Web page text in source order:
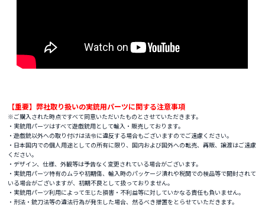
【重要】弊社取り扱いの実銃用パーツに関する注意事項
※ご購入された時点ですべて同意いただいたものとさせていただきます。
・実銃用パーツはすべて遊戯銃用として輸入・販売しております。
・遊戯銃以外への取り付けは法令に違反する場合もございますのでご遠慮ください。
・日本国内での個人用途としての所有に限り、国内および国外への転売、再販、譲渡はご遠慮
ください。
・デザイン、仕様、外観等は予告なく変更されている場合がございます。
・実銃用パーツ特有のムラや初期傷、輸入時のパッケージ潰れや税関での検品等で開封されて
いる場合がございますが、初期不良として扱っておりません。
・実銃用パーツ利用によって生じた損害・不利益等に対していかなる責任も負いません。
・刑法・銃刀法等の違法行為が発生した場合、然るべき措置をとらせていただきます。